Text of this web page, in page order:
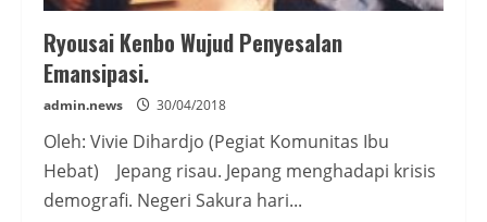
Ryousai Kenbo Wujud Penyesalan
Emansipasi.
admin.news 30/04/2018
Oleh: Vivie Dihardjo (Pegiat Komunitas Ibu
Hebat) Jepang risau. Jepang menghadapi krisis
demografi. Negeri Sakura hari...